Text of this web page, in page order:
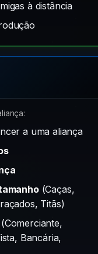
à distância
a uma aliança
(Caças,
Titãs)
(Comerciante,
Bancária,